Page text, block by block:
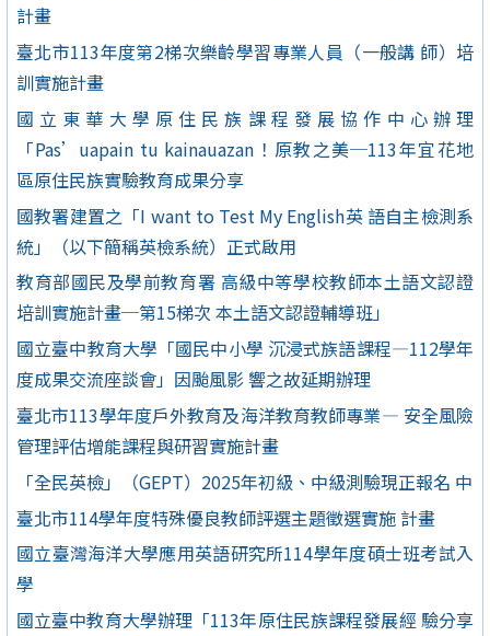
計畫
臺北市113年度第2梯次樂齡學習專業人員（一般講 師）培
訓實施計畫
國立東華大學原住民族課程發展協作中心辦理
「Pas’uapain tu kainauazan！原教之美─113年宜花地
區原住民族實驗教育成果分享
國教署建置之「I want to Test My English英 語自主檢測系
統」（以下簡稱英檢系統）正式啟用
教育部國民及學前教育署 高級中等學校教師本土語文認證
培訓實施計畫─第15梯次 本土語文認證輔導班」
國立臺中教育大學「國民中小學 沉浸式族語課程—112學年
度成果交流座談會」因颱風影 響之故延期辦理
臺北市113學年度戶外教育及海洋教育教師專業— 安全風險
管理評估增能課程與研習實施計畫
「全民英檢」（GEPT）2025年初級、中級測驗現正報名 中
臺北市114學年度特殊優良教師評選主題徵選實施 計畫
國立臺灣海洋大學應用英語研究所114學年度碩士班考試入
學
國立臺中教育大學辦理「113年原住民族課程發展經 驗分享